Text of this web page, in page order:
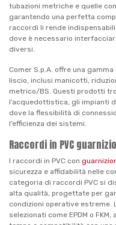
tubazioni metriche e quelle
garantendo una perfetta
raccordi li rende
dove è necessario
diversi.
Comer S.p.A. offre una
liscio, inclusi manicotti,
metrico/BS. Questi prodotti
l’acquedottistica, gli impianti
dove la flessibilità di
l’efficienza dei sistemi.
Raccordi in PVC
I raccordi in PVC con
sicurezza e affidabilità nelle
categoria di raccordi PVC si
alta qualità, progettate per
condizioni operative estreme.
selezionati come EPDM o